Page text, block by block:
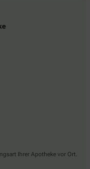
Ihrer Apotheke vor Ort.